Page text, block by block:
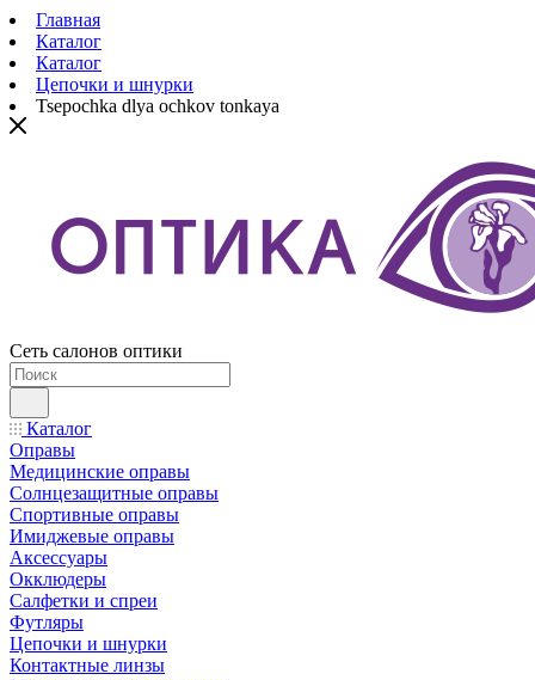
Главная
Каталог
Каталог
Цепочки и шнурки
Tsepochka dlya ochkov tonkaya
Сеть салонов оптики
Каталог
Оправы
Медицинские оправы
Солнцезащитные оправы
Спортивные оправы
Имиджевые оправы
Аксессуары
Окклюдеры
Салфетки и спреи
Футляры
Цепочки и шнурки
Контактные линзы